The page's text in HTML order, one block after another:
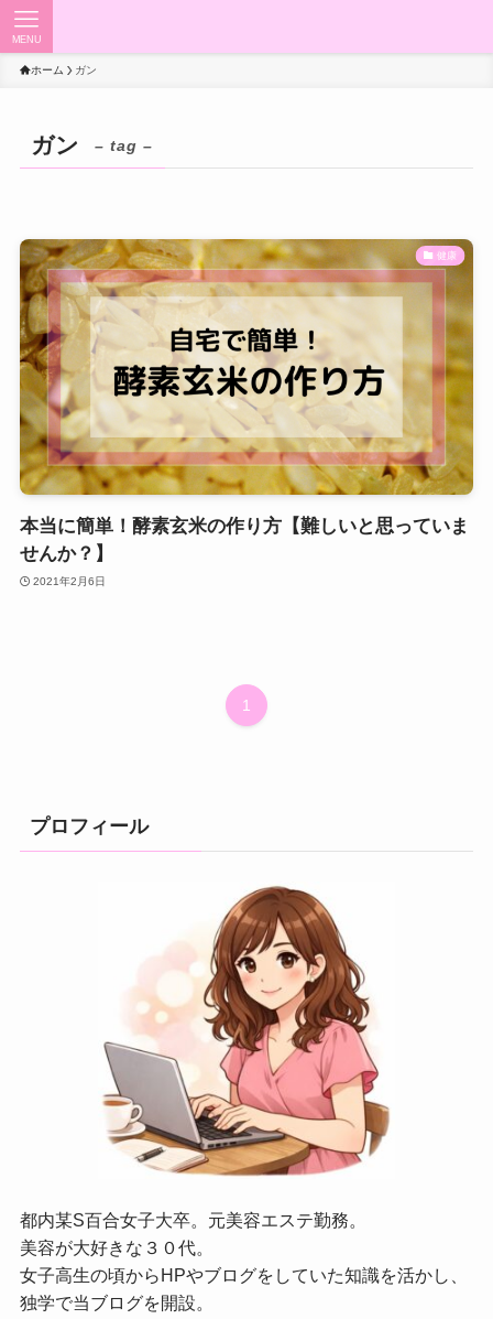
MENU
ホーム ガン
ガン – tag –
健康
本当に簡単！酵素玄米の作り方【難しいと思っていま
せんか？】
2021年2月6日
1
プロフィール
都内某S百合女子大卒。元美容エステ勤務。
美容が大好きな３０代。
女子高生の頃からHPやブログをしていた知識を活かし、
独学で当ブログを開設。